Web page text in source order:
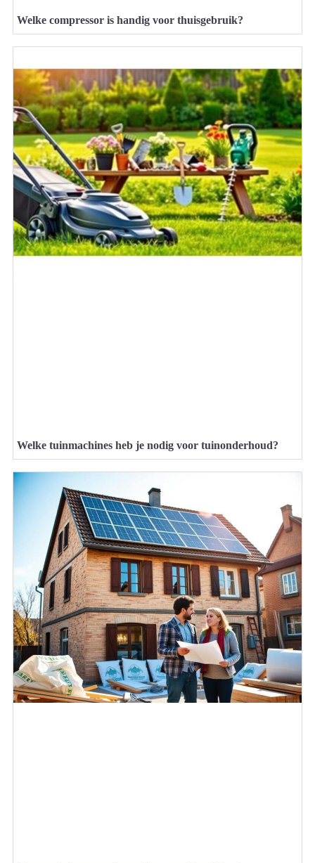
Welke compressor is handig voor thuisgebruik?
Welke tuinmachines heb je nodig voor tuinonderhoud?